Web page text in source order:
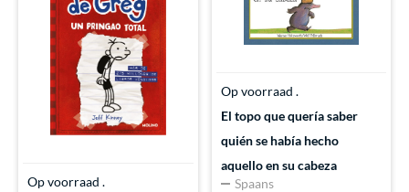
Op voorraad .
Op voorraad .
El topo que quería saber
quién se había hecho
aquello en su cabeza
Spaans